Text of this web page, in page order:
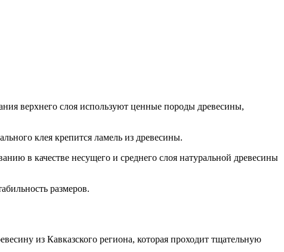
верхнего слоя используют ценные породы древесины,
клея крепится ламель из древесины.
в качестве несущего и среднего слоя натуральной древесины
размеров.
из Кавказского региона, которая проходит тщательную